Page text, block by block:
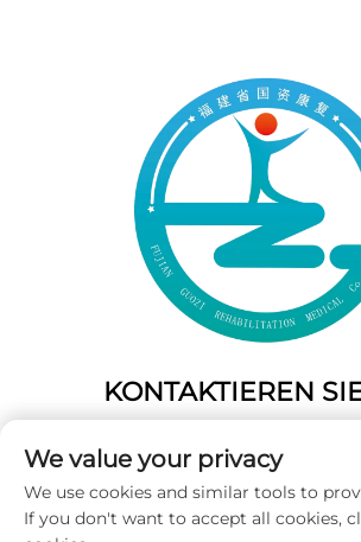
KONTAKTIEREN
China
Tel.:+86-19859128239
E-Mail:
We value your privacy
We use cookies and similar tools to
If you don't want to accept all cookies,